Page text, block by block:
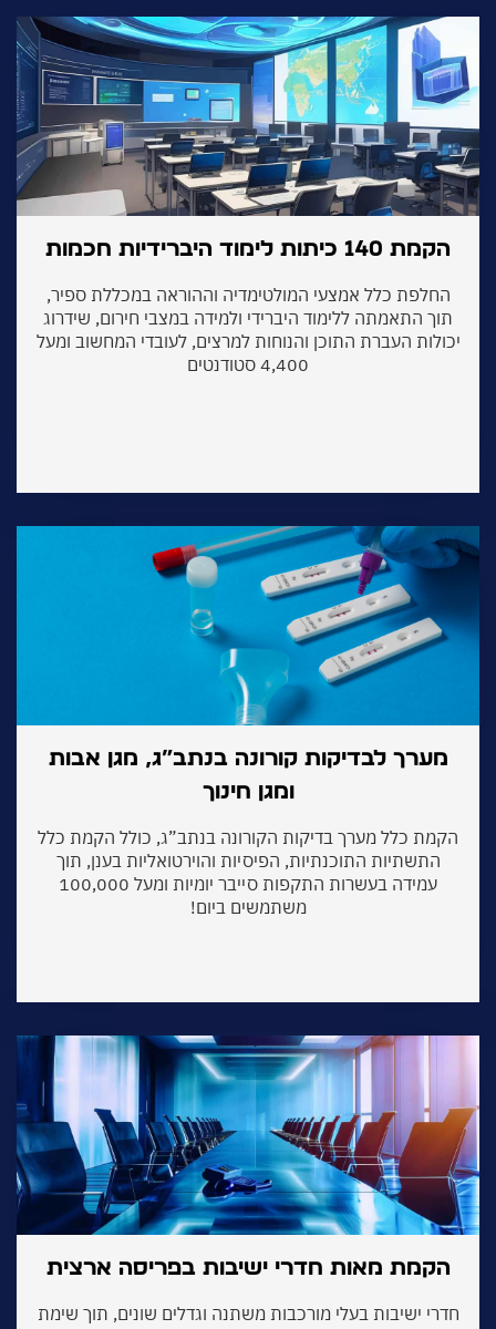
140 כיתות לימוד היברידיות חכמות
כלל אמצעי המולטימדיה וההוראה במכללת ספיר,
התאמתה ללימוד היברידי ולמידה במצבי חירום, שידרוג
העברת התוכן והנוחות למרצים, לעובדי המחשוב ומעל
לבדיקות קורונה בנתב”ג, מגן אבות
ומגן חינוך
כלל מערך בדיקות הקורונה בנתב”ג, כולל הקמת כלל
התשתיות התוכנתיות, הפיסיות והוירטואליות בענן, תוך
עמידה בעשרות התקפות סייבר יומיות ומעל 100,000
משתמשים ביום!
מאות חדרי ישיבות בפריסה ארצית
ישיבות בעלי מורכבות משתנה וגדלים שונים, תוך שימת